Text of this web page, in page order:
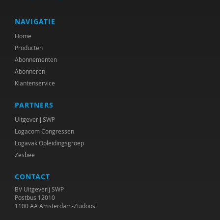
Anders Schinkel
Hans Schuman
Zuzanna Sękowska
Veronica Smits
Annemarie Tuzgöl-Broekhoven
Danielle van de Koot-Dees en
Anneke Vinke
Charlotte Visch
Paul Vlaardingerbroek
NAVIGATIE
Home
Producten
Abonnementen
Abonneren
Klantenservice
PARTNERS
Uitgeverij SWP
Logacom Congressen
Logavak Opleidingsgroep
Zesbee
CONTACT
BV Uitgeverij SWP
Postbus 12010
1100 AA Amsterdam-Zuidoost